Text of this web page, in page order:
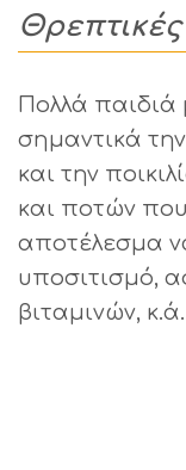
Πολλά παιδιά
σημαντικά
και την
και ποτών
αποτέλεσμα
υποσιτισμό,
βιταμινών, κ.ά.